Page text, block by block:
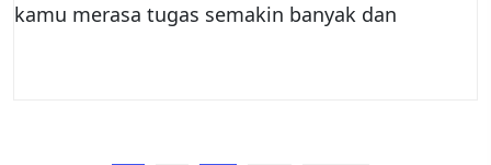
kamu merasa tugas semakin banyak dan